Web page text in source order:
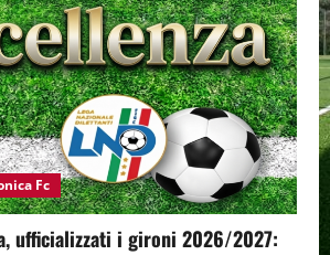
Fc
ufficializzati i gironi 2026/2027: